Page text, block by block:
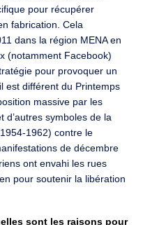
pour récupérer
fabrication. Cela
dans la région MENA en
(notamment Facebook)
pour provoquer un
est différent du Printemps
massive par les
d’autres symboles de la
1962) contre le
de décembre
ont envahi les rues
pour soutenir la libération
sont les raisons pour